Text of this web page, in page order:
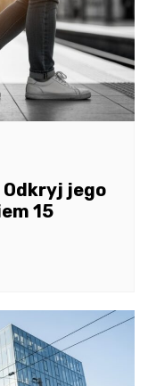
Odkryj jego
15